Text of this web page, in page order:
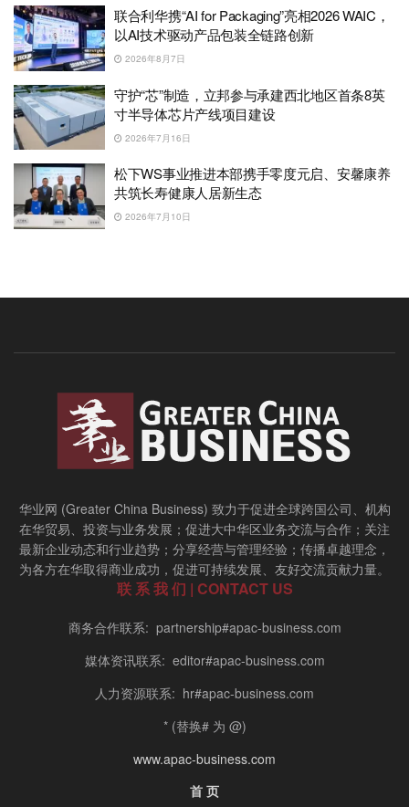
联合利华携“AI for Packaging”亮相2026 WAIC，
以AI技术驱动产品包装全链路创新
2026年8月7日
守护“芯”制造，立邦参与承建西北地区首条8英
寸半导体芯片产线项目建设
2026年7月16日
松下WS事业推进本部携手零度元启、安馨康养
共筑长寿健康人居新生态
2026年7月10日
华业网 (Greater China Business) 致力于促进全球跨国公司、机构
在华贸易、投资与业务发展；促进大中华区业务交流与合作；关注
最新企业动态和行业趋势；分享经营与管理经验；传播卓越理念，
为各方在华取得商业成功，促进可持续发展、友好交流贡献力量。
联 系 我 们 | CONTACT US
商务合作联系: partnership#apac-business.com
媒体资讯联系: editor#apac-business.com
人力资源联系: hr#apac-business.com
* (替换# 为 @)
www.apac-business.com
首 页